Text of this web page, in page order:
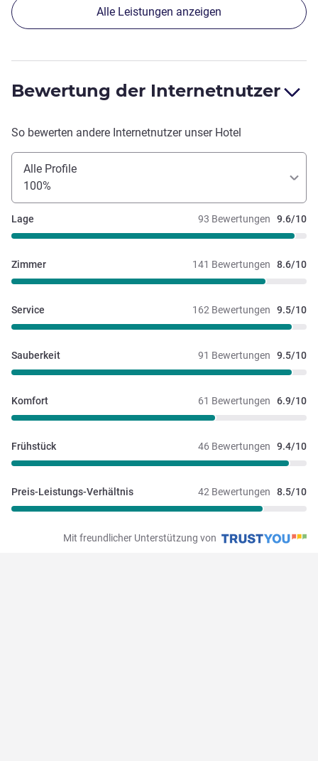
Alle Leistungen anzeigen
Bewertung der Internetnutzer
So bewerten andere Internetnutzer unser Hotel
Alle Profile
100%
93 Bewertungen 9.6/10
Lage
141 Bewertungen 8.6/10
Zimmer
162 Bewertungen 9.5/10
Service
91 Bewertungen 9.5/10
Sauberkeit
61 Bewertungen 6.9/10
Komfort
46 Bewertungen 9.4/10
Frühstück
42 Bewertungen 8.5/10
Preis-Leistungs-Verhältnis
Mit freundlicher Unterstützung von